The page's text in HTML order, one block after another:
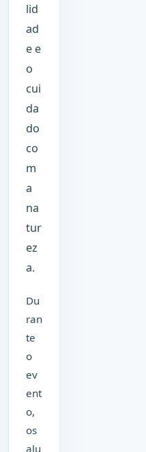
lid
ad
e e
o
cui
da
do
co
m
a
na
tur
ez
a.
Du
ran
te
o
ev
ent
o,
os
alu